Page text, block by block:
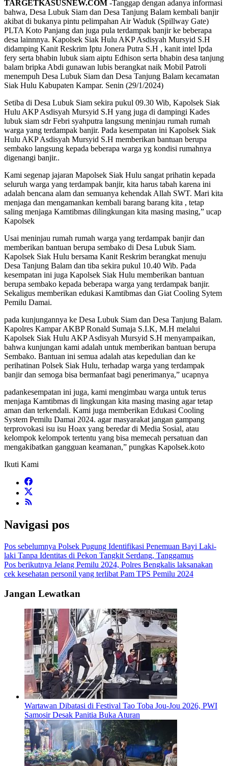
TARGETKASUSNEW.COM -Tanggap dengan adanya informasi
bahwa, Desa Lubuk Siam dan Desa Tanjung Balam kembali banjir
akibat di bukanya pintu pelimpahan Air Waduk (Spillway Gate)
PLTA Koto Panjang dan juga pula terdampak banjir ke beberapa
desa lainnnya. Kapolsek Siak Hulu AKP Asdisyah Mursyid S.H
didamping Kanit Reskrim Iptu Jonera Putra S.H , kanit intel Ipda
fery serta bhabin lubuk siam aiptu Edhison serta bhabin desa tanjung
balam bripka Abdi gunawan lubis berangkat naik Mobil Patroli
menempuh Desa Lubuk Siam dan Desa Tanjung Balam kecamatan
Siak Hulu Kabupaten Kampar. Senin (29/1/2024)
Setiba di Desa Lubuk Siam sekira pukul 09.30 Wib, Kapolsek Siak
Hulu AKP Asdisyah Mursyid S.H yang juga di dampingi Kades
lubuk siam sdr Febri syahputra langsung meninjau rumah rumah
warga yang terdampak banjir. Pada kesempatan ini Kapolsek Siak
Hulu AKP Asdisyah Mursyid S.H memberikan bantuan berupa
sembako langsung kepada beberapa warga yg kondisi rumahnya
digenangi banjir..
Kami segenap jajaran Mapolsek Siak Hulu sangat prihatin kepada
seluruh warga yang terdampak banjir, kita harus tabah karena ini
adalah bencana alam dan semuanya kehendak Allah SWT. Mari kita
menjaga dan mengamankan kembali barang barang kita , tetap
saling menjaga Kamtibmas dilingkungan kita masing masing,” ucap
Kapolsek
Usai meninjau rumah rumah warga yang terdampak banjir dan
memberikan bantuan berupa sembako di Desa Lubuk Siam.
Kapolsek Siak Hulu bersama Kanit Reskrim berangkat menuju
Desa Tanjung Balam dan tiba sekira pukul 10.40 Wib. Pada
kesempatan ini juga Kapolsek Siak Hulu memberikan bantuan
berupa sembako kepada beberapa warga yang terdampak banjir.
Sekaligus memberikan edukasi Kamtibmas dan Giat Cooling Sytem
Pemilu Damai.
pada kunjungannya ke Desa Lubuk Siam dan Desa Tanjung Balam.
Kapolres Kampar AKBP Ronald Sumaja S.I.K, M.H melalui
Kapolsek Siak Hulu AKP Asdisyah Mursyid S.H menyampaikan,
bahwa kunjungan kami adalah untuk memberikan bantuan berupa
Sembako. Bantuan ini semua adalah atas kepedulian dan ke
perihatinan Polsek Siak Hulu, terhadap warga yang terdampak
banjir dan semoga bisa bermanfaat bagi penerimanya,” ucapnya
padankesempatan ini juga, kami mengimbau warga untuk terus
menjaga Kamtibmas di lingkungan kita masing masing agar tetap
aman dan terkendali. Kami juga memberikan Edukasi Cooling
System Pemilu Damai 2024. agar masyarakat jangan gampang
terprovokasi isu isu Hoax yang beredar di Media Sosial, atau
kelompok kelompok tertentu yang bisa memecah persatuan dan
mengakibatkan gangguan keamanan,” pungkas Kapolsek.koto
Ikuti Kami
Navigasi pos
Pos sebelumnya Polsek Pugung Identifikasi Penemuan Bayi Laki-
laki Tanpa Identitas di Pekon Tangkit Serdang, Tanggamus
Pos berikutnya Jelang Pemilu 2024, Polres Bengkalis laksanakan
cek kesehatan personil yang terlibat Pam TPS Pemilu 2024
Jangan Lewatkan
Wartawan Dibatasi di Festival Tao Toba Jou-Jou 2026, PWI
Samosir Desak Panitia Buka Aturan